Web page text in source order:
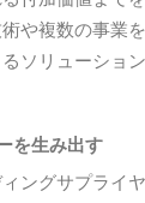
や複数の事業
ソリューショ
を生み出す
ングサプライ